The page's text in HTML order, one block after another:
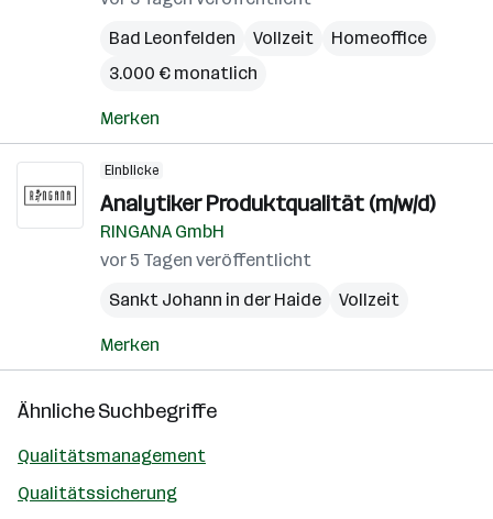
Bad Leonfelden
Vollzeit
Homeoffice
3.000 € monatlich
Merken
Einblicke
Analytiker Produktqualität (m/w/d)
RINGANA GmbH
vor 5 Tagen veröffentlicht
Sankt Johann in der Haide
Vollzeit
Merken
Ähnliche Suchbegriffe
Qualitätsmanagement
Qualitätssicherung